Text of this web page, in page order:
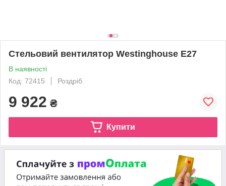
Стельовий вентилятор Westinghouse E27
В наявності
Код: 72415
Роздріб
9 922 ₴
Купити